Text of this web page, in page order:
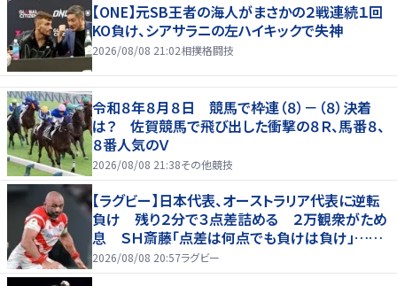
【ONE】元SB王者の海人がまさかの２戦連続１回
KO負け、シアサラニの左ハイキックで失神
2026/08/08 21:02相撲格闘技
令和８年８月８日 競馬で枠連（８）－（８）決着
は？ 佐賀競馬で飛び出した衝撃の８Ｒ、馬番８、
８番人気のＶ
2026/08/08 21:38その他競技
【ラグビー】日本代表、オーストラリア代表に逆転
負け 残り２分で３点差詰める ２万観衆がため
息 ＳＨ斎藤「点差は何点でも負けは負け」…前
半にＳＯ伊藤龍が先制トライ、３２ー３５で惜敗
2026/08/08 20:57ラグビー